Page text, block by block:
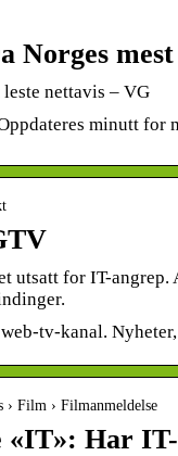
Norges
nettavis – VG
minutt
utsatt for IT-
tv-kanal.
› Film › Filmanmeldelse
«IT»: Har